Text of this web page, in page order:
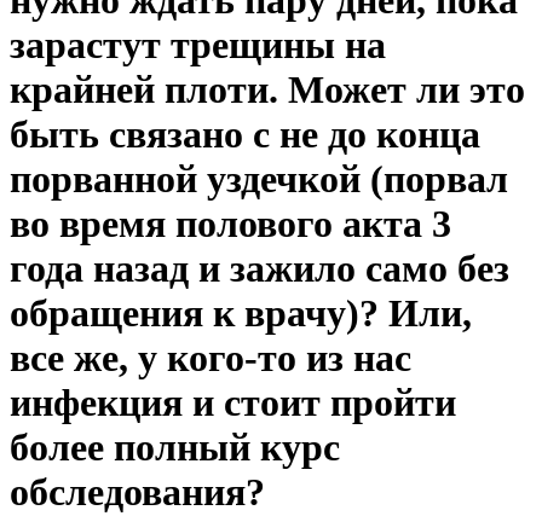
зарастут трещины на
крайней плоти. Может ли это
быть связано с не до конца
порванной уздечкой (порвал
во время полового акта 3
года назад и зажило само без
обращения к врачу)? Или,
все же, у кого-то из нас
инфекция и стоит пройти
более полный курс
обследования?